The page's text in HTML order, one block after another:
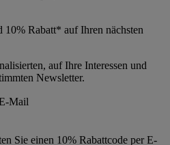
10% Rabatt* auf Ihren nächsten
auf Ihre Interessen und
Newsletter.
Mail
Sie einen 10% Rabattcode per E-